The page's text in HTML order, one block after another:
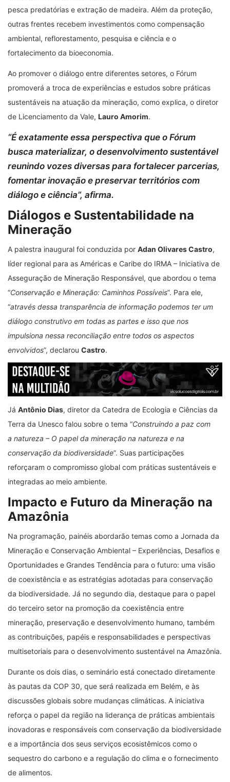
pesca predatórias e extração de madeira. Além da proteção,
outras frentes recebem investimentos como compensação
ambiental, reflorestamento, pesquisa e ciência e o
fortalecimento da bioeconomia.
Ao promover o diálogo entre diferentes setores, o Fórum
promoverá a troca de experiências e estudos sobre práticas
sustentáveis na atuação da mineração, como explica, o diretor
de Licenciamento da Vale, Lauro Amorim.
“É exatamente essa perspectiva que o Fórum
busca materializar, o desenvolvimento sustentável
reunindo vozes diversas para fortalecer parcerias,
fomentar inovação e preservar territórios com
diálogo e ciência”, afirma.
Diálogos e Sustentabilidade na
Mineração
A palestra inaugural foi conduzida por Adan Olivares Castro,
líder regional para as Américas e Caribe do IRMA – Iniciativa de
Asseguração de Mineração Responsável, que abordou o tema
“Conservação e Mineração: Caminhos Possíveis”. Para ele,
“através dessa transparência de informação podemos ter um
diálogo construtivo em todas as partes e isso que nos
impulsiona nessa reconciliação entre todos os aspectos
envolvidos”, declarou Castro.
Já Antônio Dias, diretor da Catedra de Ecologia e Ciências da
Terra da Unesco falou sobre o tema “Construindo a paz com
a natureza – O papel da mineração na natureza e na
conservação da biodiversidade”. Suas participações
reforçaram o compromisso global com práticas sustentáveis e
integradas ao meio ambiente.
Impacto e Futuro da Mineração na
Amazônia
Na programação, painéis abordarão temas como a Jornada da
Mineração e Conservação Ambiental – Experiências, Desafios e
Oportunidades e Grandes Tendência para o futuro: uma visão
de coexistência e as estratégias adotadas para conservação
da biodiversidade. Já no segundo dia, destaque para o papel
do terceiro setor na promoção da coexistência entre
mineração, preservação e desenvolvimento humano, também
as contribuições, papéis e responsabilidades e perspectivas
multisetoriais para o desenvolvimento sustentável na Amazônia.
Durante os dois dias, o seminário está conectado diretamente
às pautas da COP 30, que será realizada em Belém, e às
discussões globais sobre mudanças climáticas. A iniciativa
reforça o papel da região na liderança de práticas ambientais
inovadoras e responsáveis com conservação da biodiversidade
e a importância dos seus serviços ecosistêmicos como o
sequestro do carbono e a regulação do clima e o fornecimento
de alimentos.